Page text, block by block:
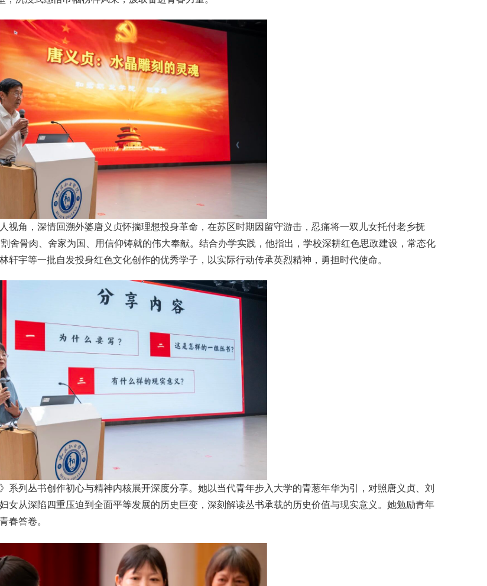
视角，深情回溯外婆唐义贞怀揣理想投身革命，在苏区时期因留守游击，忍痛将一双儿女托付老乡抚
舍骨肉、舍家为国、用信仰铸就的伟大奉献。结合办学实践，他指出，学校深耕红色思政建设，常态化
宇等一批自发投身红色文化创作的优秀学子，以实际行动传承英烈精神，勇担时代使命。
系列丛书创作初心与精神内核展开深度分享。她以当代青年步入大学的青葱年华为引，对照 唐义贞 、刘
女从深陷四重压迫到全面平等发展的历史巨变，深刻解读丛书承载的历史价值与现实意义。她勉励青年
春答卷。